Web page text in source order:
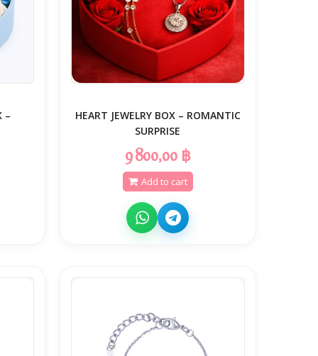
–
HEART JEWELRY BOX – ROMANTIC
SURPRISE
9 800,00 ฿
Add to cart